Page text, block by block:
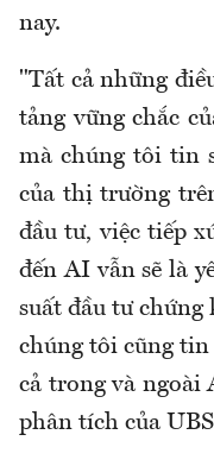
nay.
"Tất cả những
tảng vững chắc
mà chúng tôi tin
của thị trường
đầu tư, việc tiếp
đến AI vẫn sẽ là
suất đầu tư chứng
chúng tôi cũng tin
cả trong và ngoài
phân tích của